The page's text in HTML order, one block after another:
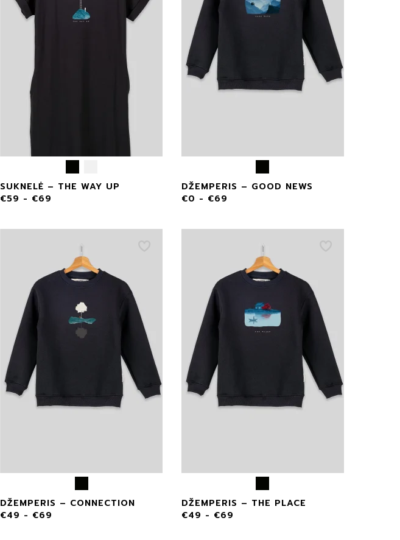
SUKNELĖ – THE WAY UP
€59 - €69
DŽEMPERIS – GOOD NEWS
€0 - €69
DŽEMPERIS – CONNECTION
€49 - €69
DŽEMPERIS – THE PLACE
€49 - €69